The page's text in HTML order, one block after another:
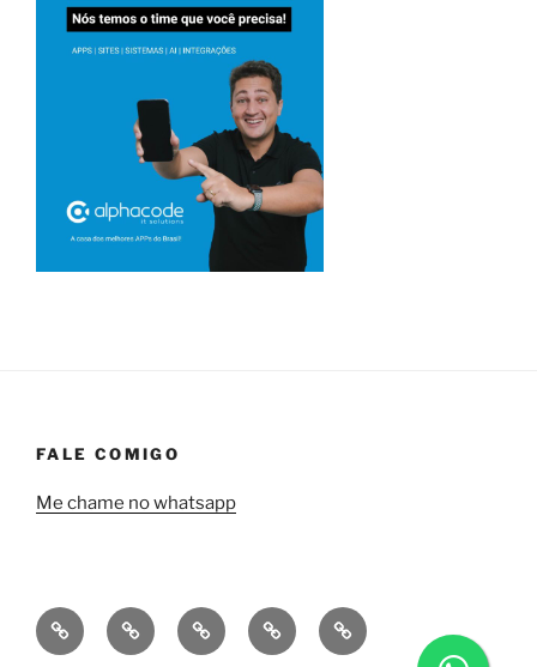
FALE COMIGO
Me chame no whatsapp
Quem
sou
Minha
empresa
Contrate
uma
Soluções
financeiras
Tecnologia